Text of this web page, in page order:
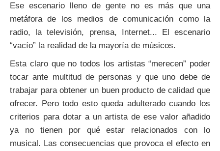
Ese escenario lleno de gente no es más que una
metáfora de los medios de comunicación como la
radio, la televisión, prensa, Internet... El escenario
“vacío” la realidad de la mayoría de músicos.
Esta claro que no todos los artistas “merecen” poder
tocar ante multitud de personas y que uno debe de
trabajar para obtener un buen producto de calidad que
ofrecer. Pero todo esto queda adulterado cuando los
criterios para dotar a un artista de ese valor añadido
ya no tienen por qué estar relacionados con lo
musical. Las consecuencias que provoca el efecto en